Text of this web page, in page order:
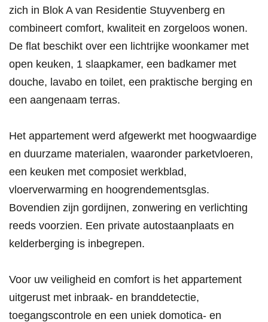
zich in Blok A van Residentie Stuyvenberg en
combineert comfort, kwaliteit en zorgeloos wonen.
De flat beschikt over een lichtrijke woonkamer met
open keuken, 1 slaapkamer, een badkamer met
douche, lavabo en toilet, een praktische berging en
een aangenaam terras.
Het appartement werd afgewerkt met hoogwaardige
en duurzame materialen, waaronder parketvloeren,
een keuken met composiet werkblad,
vloerverwarming en hoogrendementsglas.
Bovendien zijn gordijnen, zonwering en verlichting
reeds voorzien. Een private autostaanplaats en
kelderberging is inbegrepen.
Voor uw veiligheid en comfort is het appartement
uitgerust met inbraak- en branddetectie,
toegangscontrole en een uniek domotica- en